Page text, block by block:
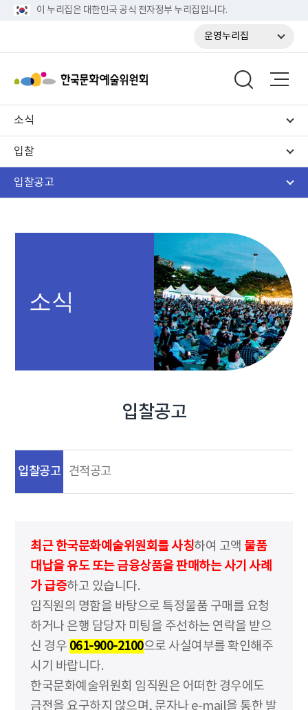
이 누리집은 대한민국 공식 전자정부 누리집입니다.
운영누리집
소식
입찰
입찰공고
소식
입찰공고
입찰공고 견적공고
최근 한국문화예술위원회를 사칭하여 고액 물품
대납을 유도 또는 금융상품을 판매하는 사기 사례
가 급증하고 있습니다.
임직원의 명함을 바탕으로 특정물품 구매를 요청
하거나 은행 담당자 미팅을 주선하는 연락을 받으
신 경우 061-900-2100으로 사실여부를 확인해주
시기 바랍니다.
한국문화예술위원회 임직원은 어떠한 경우에도
금전을 요구하지 않으며, 문자나 e-mail을 통한 발